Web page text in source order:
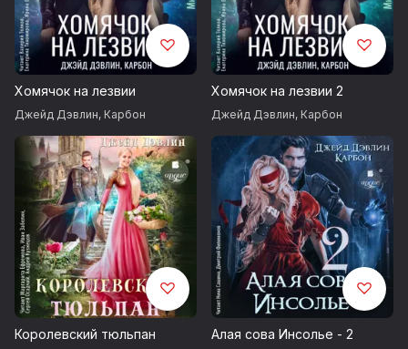
Хомячок на лезвии
Джейд Дэвлин, Карбон
Хомячок на лезвии 2
Джейд Дэвлин, Карбон
Королевский тюльпан Алая сова Инсолье - 2